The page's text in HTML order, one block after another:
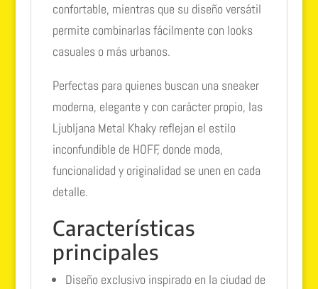
confortable, mientras que su diseño versátil
permite combinarlas fácilmente con looks
casuales o más urbanos.
Perfectas para quienes buscan una sneaker
moderna, elegante y con carácter propio, las
Ljubljana Metal Khaky reflejan el estilo
inconfundible de HOFF, donde moda,
funcionalidad y originalidad se unen en cada
detalle.
Características
principales
Diseño exclusivo inspirado en la ciudad de